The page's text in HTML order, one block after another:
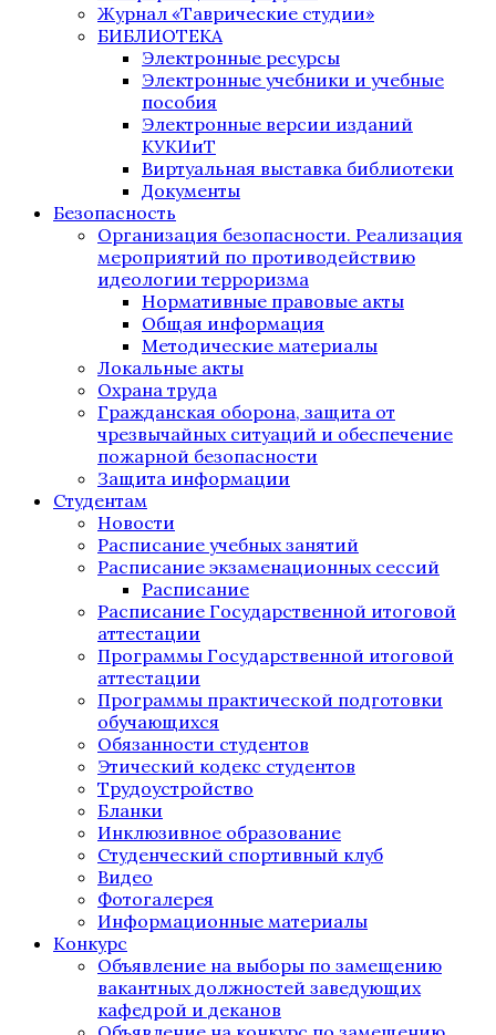
Журнал «Таврические студии»
БИБЛИОТЕКА
Электронные ресурсы
Электронные учебники и учебные
пособия
Электронные версии изданий
КУКИиТ
Виртуальная выставка библиотеки
Документы
Безопасность
Организация безопасности. Реализация
мероприятий по противодействию
идеологии терроризма
Нормативные правовые акты
Общая информация
Методические материалы
Локальные акты
Охрана труда
Гражданская оборона, защита от
чрезвычайных ситуаций и обеспечение
пожарной безопасности
Защита информации
Студентам
Новости
Расписание учебных занятий
Расписание экзаменационных сессий
Расписание
Расписание Государственной итоговой
аттестации
Программы Государственной итоговой
аттестации
Программы практической подготовки
обучающихся
Обязанности студентов
Этический кодекс студентов
Трудоустройство
Бланки
Инклюзивное образование
Студенческий спортивный клуб
Видео
Фотогалерея
Информационные материалы
Конкурс
Объявление на выборы по замещению
вакантных должностей заведующих
кафедрой и деканов